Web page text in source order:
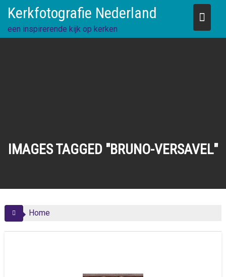
content
Kerkfotografie Nederland
een inspirerende kijk op kerken
IMAGES TAGGED "BRUNO-VERSAVEL"
Home